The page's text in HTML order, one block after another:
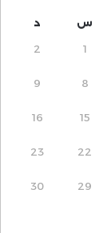
س د
1
2
8
9
15
16
22
23
29
30